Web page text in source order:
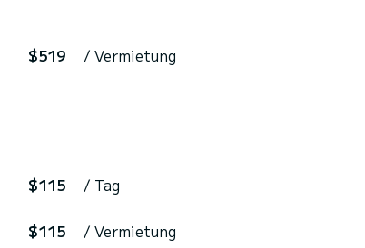
$519 / Vermietung
$115 / Tag
$115 / Vermietung